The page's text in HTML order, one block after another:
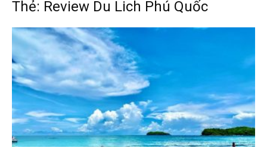
Thẻ: Review Du Lich Phú Quốc